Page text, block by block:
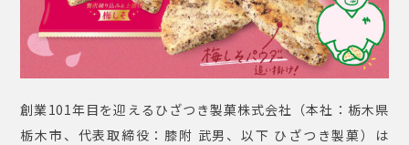
創業101年目を迎えるひざつき製菓株式会社（本社：栃⽊県
栃⽊市、代表取締役：膝附 武男、以下 ひざつき製菓）は